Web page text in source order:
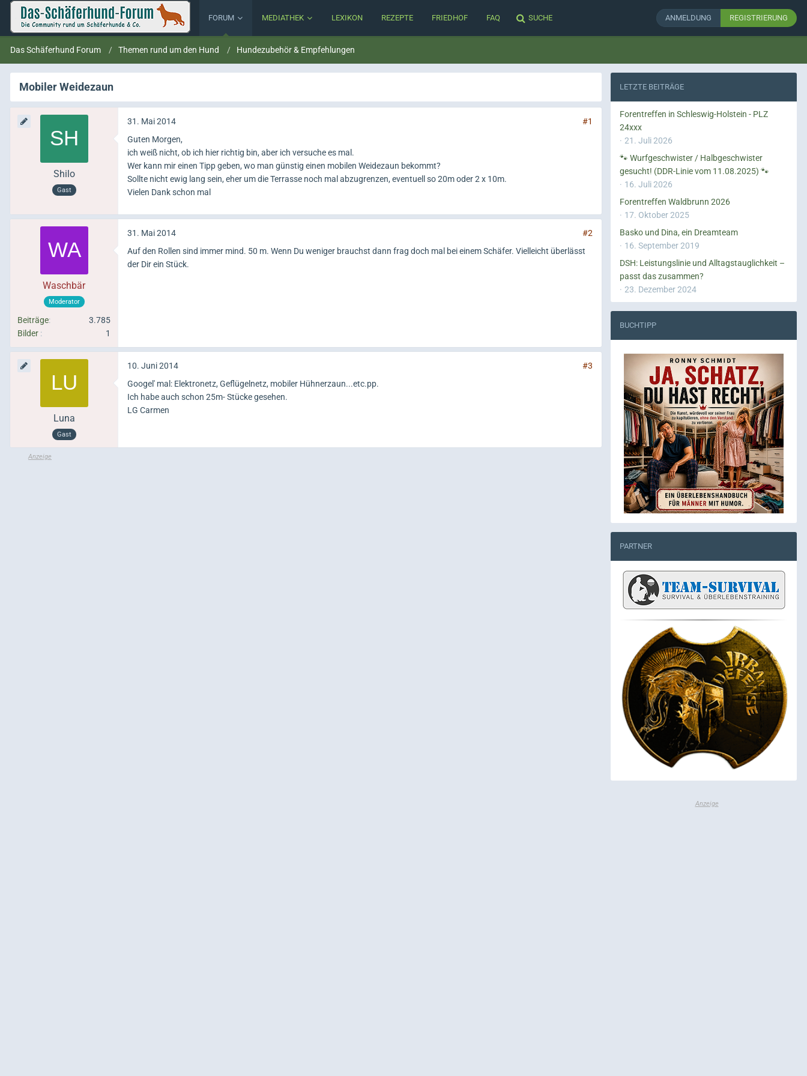
FORUM MEDIATHEK LEXIKON REZEPTE FRIEDHOF FAQ SUCHE ANMELDUNG REGISTRIERUNG
Das Schäferhund Forum Themen rund um den Hund Hundezubehör & Empfehlungen
Mobiler Weidezaun
Shilo
Gast
31. Mai 2014
#1
Guten Morgen,
ich weiß nicht, ob ich hier richtig bin, aber ich versuche es mal.
Wer kann mir einen Tipp geben, wo man günstig einen mobilen Weidezaun bekommt?
Sollte nicht ewig lang sein, eher um die Terrasse noch mal abzugrenzen, eventuell so 20m oder 2 x 10m.
Vielen Dank schon mal
Waschbär
Moderator
Beiträge
3.785
Bilder
1
31. Mai 2014
#2
Auf den Rollen sind immer mind. 50 m. Wenn Du weniger brauchst dann frag doch mal bei einem Schäfer. Vielleicht überlässt
der Dir ein Stück.
Luna
Gast
10. Juni 2014
#3
Googel' mal: Elektronetz, Geflügelnetz, mobiler Hühnerzaun...etc.pp.
Ich habe auch schon 25m- Stücke gesehen.
LG Carmen
LETZTE BEITRÄGE
Forentreffen in Schleswig-Holstein - PLZ
24xxx
21. Juli 2026
🐾 Wurfgeschwister / Halbgeschwister
gesucht! (DDR-Linie vom 11.08.2025) 🐾
16. Juli 2026
Forentreffen Waldbrunn 2026
17. Oktober 2025
Basko und Dina, ein Dreamteam
16. September 2019
DSH: Leistungslinie und Alltagstauglichkeit –
passt das zusammen?
23. Dezember 2024
BUCHTIPP
PARTNER